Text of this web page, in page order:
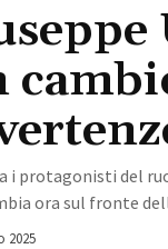
i protagonisti del
ora sul fronte
2025